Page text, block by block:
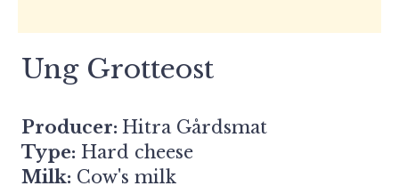
Ung Grotteost
Producer: Hitra Gårdsmat
Type: Hard cheese
Milk: Cow's milk